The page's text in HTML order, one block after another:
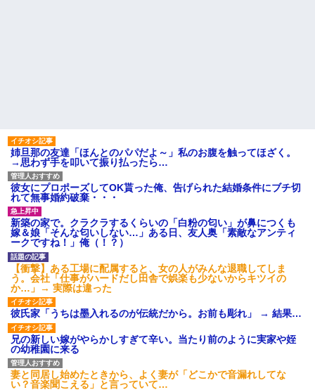
は出てけ！二度と来るな！」結
果・・・
私「初めて飲む味だけどなん
のお茶？」彼「ちっ！」私「」
【GIF】JSのカンチョーワロ
タ
後続車にクラクションを鳴ら
され彼氏が逆切れ。「何クラク
ション鳴らしてんだ！降りてこ
いよ！」と怒鳴りだし...
【衝撃】報酬100万円超の治験
募集がこちらｗｗｗｗｗ(※画像
あり)
【ネット騒然】惨殺されたタ
ワマン頂き女子のこの動画、す
げえええええｗｗｗｗｗｗｗｗ
ｗｗｗ
【愕然】白のクラウン俺氏、
高速道路左車線を制限速度で走
った結果wwwwwwwwwwww
百年の恋12-899 食べた量を
張り合ってくる
姉旦那の友達「ほんとのパパだよ～」私のお腹を触ってほざく。
→思わず手を叩いて振り払ったら…
彼女にプロポーズしてOK貰った俺、告げられた結婚条件にブチ切
れて無事婚約破棄・・・
新築の家で。クラクラするくらいの「白粉の匂い」が鼻につくも
嫁＆娘「そんな匂いしない…」ある日、友人奥「素敵なアンティ
ークですね！」俺（！？）
【衝撃】ある工場に配属すると、女の人がみんな退職してしま
う。会社「仕事がハードだし田舎で娯楽も少ないからキツイの
か…」→ 実際は違った
彼氏家「うちは墨入れるのが伝統だから。お前も彫れ」 → 結果…
兄の新しい嫁がやらかしすぎて辛い。当たり前のように実家や姪
の幼稚園に来る
妻と同居し始めたときから、よく妻が「どこかで音漏れしてな
い？音楽聞こえる」と言っていて…